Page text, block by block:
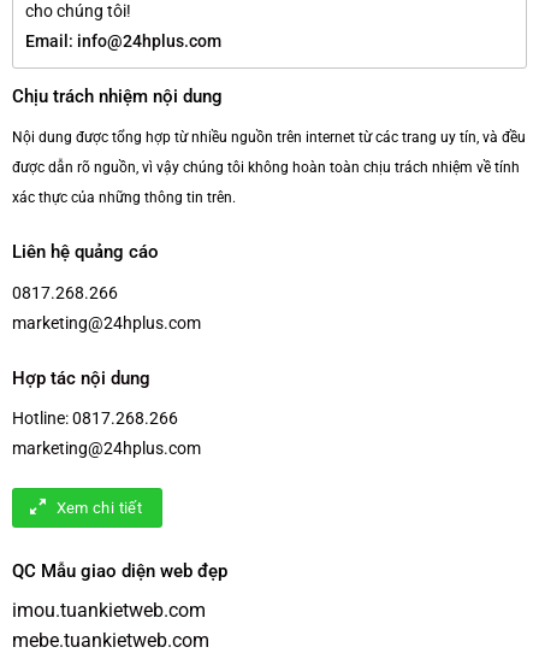
cho chúng tôi!
Email: info@24hplus.com
Chịu trách nhiệm nội dung
Nội dung được tổng hợp từ nhiều nguồn trên internet từ các trang uy tín, và đều
được dẫn rõ nguồn, vì vậy chúng tôi không hoàn toàn chịu trách nhiệm về tính
xác thực của những thông tin trên.
Liên hệ quảng cáo
0817.268.266
marketing@24hplus.com
Hợp tác nội dung
Hotline:0817.268.266
marketing@24hplus.com
Xem chi tiết
QC Mẫu giao diện web đẹp
imou.tuankietweb.com
mebe.tuankietweb.com